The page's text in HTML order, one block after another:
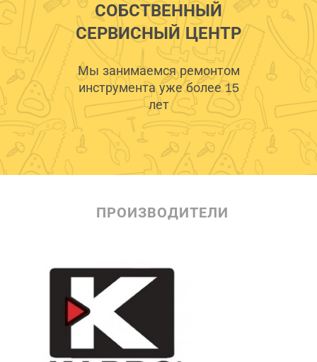
СОБСТВЕННЫЙ
СЕРВИСНЫЙ ЦЕНТР
Мы занимаемся ремонтом
инструмента уже более 15
лет
ПРОИЗВОДИТЕЛИ